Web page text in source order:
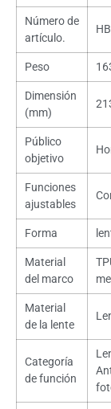
Número de
artículo.
Peso
Dimensión
(mm)
Público
objetivo
Funciones
ajustables
Forma
Material
del marco
Material
de la lente
Categoría
de función